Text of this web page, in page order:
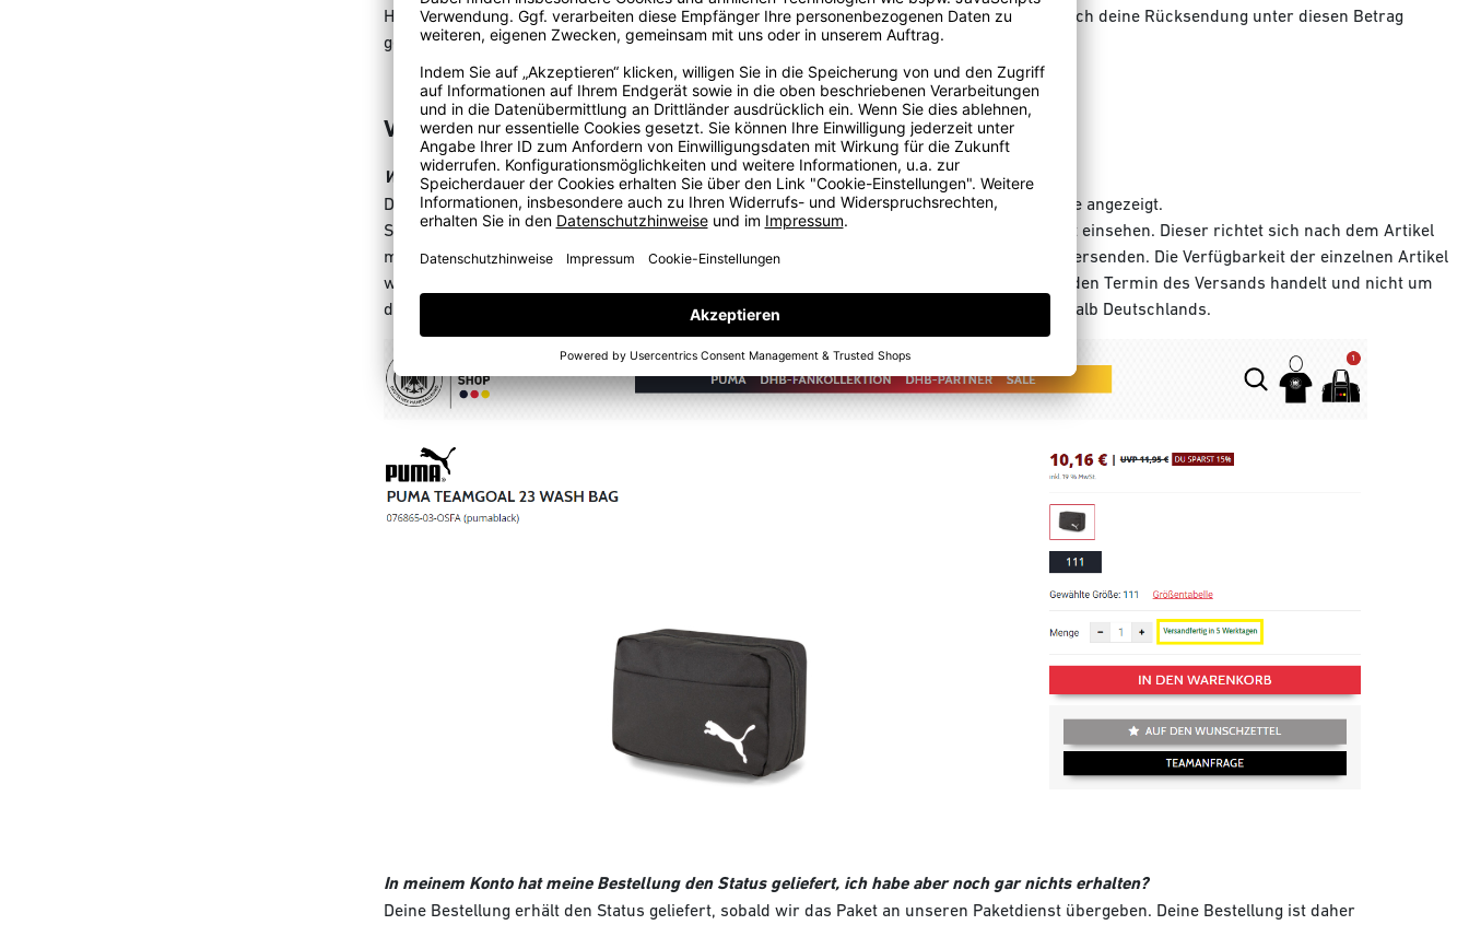
Hast Du einen Gutschein eingelöst, der erst ab einem Warenwert von 40€ gilt? Fällst Du durch deine Rücksendung unter diesen Betrag
gefallen bist, verliert der Gutschein seine Gültigkeit und wird bei der Gutschrift verrechnet.
VERSANDSTATUS
Wann wird meine Bestellung versendet?
Die voraussichtliche Bearbeitungszeit bis zum Versand wird auf der jeweiligen Produktseite angezeigt.
Solltest Du ein Kundenkonto besitzen, kannst Du den voraussichtlichen Versandtermin dort einsehen. Dieser richtet sich nach dem Artikel
mit der längsten Lieferzeit, da wir Bestellungen grundsätzlich nicht in mehreren Paketen versenden. Die Verfügbarkeit der einzelnen Artikel
wird dir in der Artikel- und Warenkorbübersicht angezeigt. Bitte beachte, dass es sich um den Termin des Versands handelt und nicht um
den Liefertermin. In der Regel betragen die Laufzeiten bei DPD und DHL 24 Stunden innerhalb Deutschlands.
In meinem Konto hat meine Bestellung den Status geliefert, ich habe aber noch gar nichts erhalten?
Deine Bestellung erhält den Status geliefert, sobald wir das Paket an unseren Paketdienst übergeben. Deine Bestellung ist daher